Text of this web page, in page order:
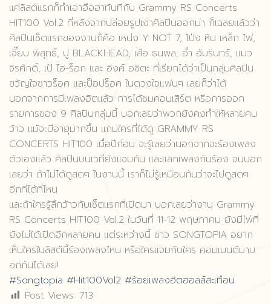
แค่ลิสต์แรกก็ทำเอาฮือฮาทันทีกับ Grammy RS Concerts
HIT100 Vol.2 ที่หลังจากปล่อยรูปเงาศิลปินออกมา ก็เฉลยแล้วว่า
ศิลปินเซ็ตแรกของงานก็คือ เหน่ง Y NOT 7, โป่ง หิน เหล็ก ไฟ,
เจี๊ยบ พิสุทธิ์, ปู BLACKHEAD, เสือ ธนพล, อ่ำ อัมรินทร์, แมว
จิรศักดิ์, เป้ ไฮ-ร็อก และ อิงค์ อชิตะ ที่เรียกได้ว่าเป็นกลุ่มศิลปิน
ขวัญใจชาวร็อค และป็อปร็อค ในดวงใจแฟนๆ เลยก็ว่าได้
นอกจากการมีเพลงฮิตแล้ว การได้ชมคอนเสิร์ต หรือการออก
รายการของ 9 ศิลปินกลุ่มนี้ บอกเลยว่าพวกยังคงทำให้หลายคน
ว้าว แม้จะมีอายุมากขึ้น แถมใครที่ได้ดู GRAMMY RS
CONCERTS HIT100 เมื่อปีก่อน จะรู้เลยว่านอกจากจะร้องเพลง
ตัวเองแล้ว ศิลปินบนเวทียังแจมกัน และแลกเพลงกันร้อง จนบอก
เลยว่า ถ้าไม่ได้ดูสดๆ ในงานนี้ เราก็ไม่รู้เหมือนกันว่าจะไปดูสดๆ
อีกทีได้ที่ไหน
และถ้าใครรู้สึกว้าวกับเซ็ตแรกที่เปิดมา บอกเลยว่างาน Grammy
RS Concerts HIT100 Vol.2 ในวันที่ 11-12 พฤษภาคม ยังมีไพ่ที่
ยังไม่ได้เปิดอีกหลายคน แต่ระหว่างนี้ ชาว SONGTOPIA อยาก
เห็นใครในลิสต์นี้ร้องเพลงไหน หรือใครแจมกับใคร คอมเมนต์มาบ
อกกันได้เลย!
#Songtopia #Hit100Vol2 #ร้อยเพลงฮิตฮอลล์สะเทือน
Post Views: 713